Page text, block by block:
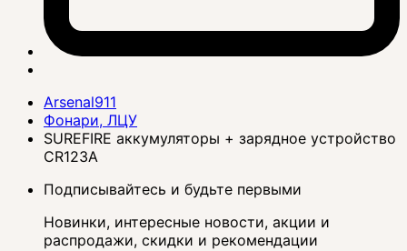
Arsenal911
Фонари, ЛЦУ
SUREFIRE аккумуляторы + зарядное устройство
CR123A
Подписывайтесь и будьте первыми
Новинки, интересные новости, акции и
распродажи, скидки и рекомендации